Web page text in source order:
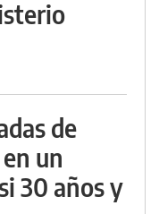
de
un
30 años y